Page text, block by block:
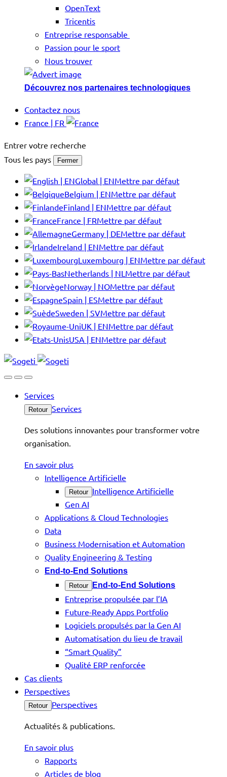
OpenText
Tricentis
Entreprise responsable
Passion pour le sport
Nous trouver
Découvrez nos partenaires technologiques
Contactez nous
France | FR
Entrer votre recherche
Tous les pays
Fermer
Global | ENMettre par défaut
Belgium | ENMettre par défaut
Finland | ENMettre par défaut
France | FRMettre par défaut
Germany | DEMettre par défaut
Ireland | ENMettre par défaut
Luxembourg | ENMettre par défaut
Netherlands | NL Mettre par défaut
Norway | NOMettre par défaut
Spain | ESMettre par défaut
Sweden | SVMettre par défaut
UK | ENMettre par défaut
USA | ENMettre par défaut
Services
Retour Services
Des solutions innovantes pour transformer votre
organisation.
En savoir plus
Intelligence Artificielle
Retour Intelligence Artificielle
Gen AI
Applications & Cloud Technologies
Data
Business Modernisation et Automation
Quality Engineering & Testing
End-to-End Solutions
Retour End-to-End Solutions
Entreprise propulsée par l’IA
Future-Ready Apps Portfolio
Logiciels propulsés par la Gen AI
Automatisation du lieu de travail
“Smart Quality”
Qualité ERP renforcée
Cas clients
Perspectives
Retour Perspectives
Actualités & publications.
En savoir plus
Rapports
Articles de blog